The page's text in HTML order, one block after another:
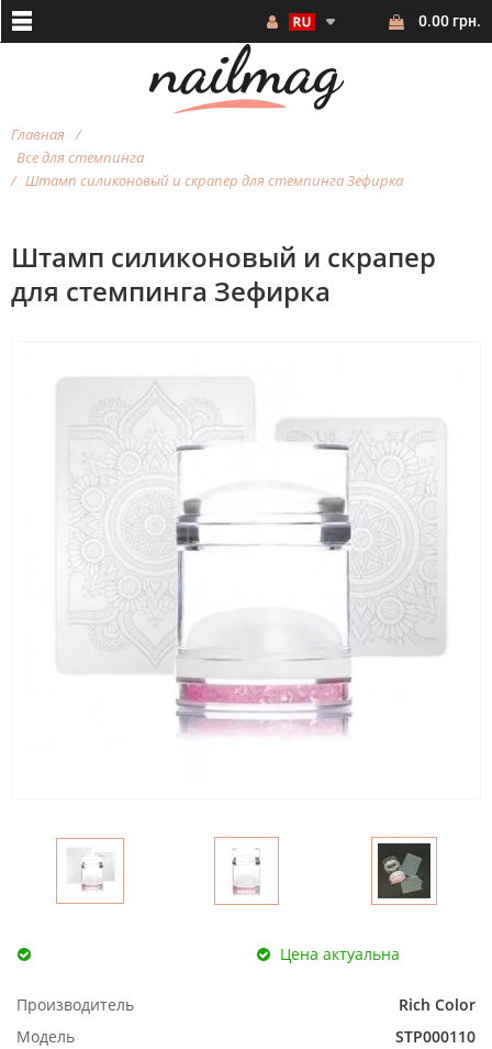
0.00 грн.
Главная
Все для стемпинга
Штамп силиконовый и скрапер для стемпинга Зефирка
Штамп силиконовый и скрапер
для стемпинга Зефирка
Цена актуальна
Производитель
Rich Color
Модель
STP000110